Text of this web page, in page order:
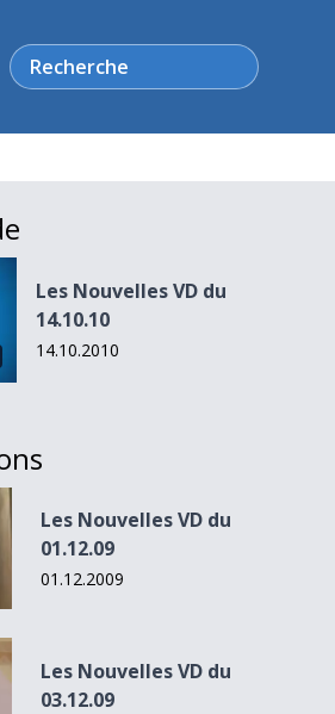
Rechercher
Les Nouvelles VD du
14.10.10
14.10.2010
Les Nouvelles VD du
01.12.09
01.12.2009
Les Nouvelles VD du
03.12.09